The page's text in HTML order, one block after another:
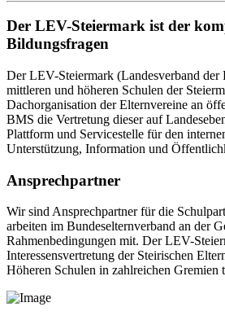
Der LEV-Steiermark ist der
Bildungsfragen
Der LEV-Steiermark (Landesverband der
mittleren und höheren Schulen der
Dachorganisation der Elternvereine an
BMS die Vertretung dieser auf
Plattform und Servicestelle für den
Unterstützung, Information und
Ansprechpartner
Wir sind Ansprechpartner für die
arbeiten im Bundeselternverband an der
Rahmenbedingungen mit. Der LEV-
Interessensvertretung der Steirischen
Höheren Schulen in zahlreichen Gremien